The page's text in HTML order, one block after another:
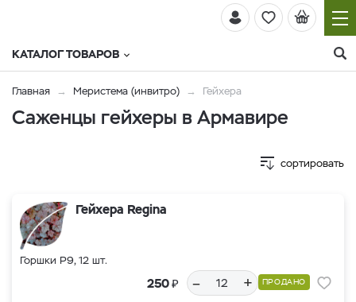
КАТАЛОГ ТОВАРОВ
Главная Меристема (инвитро) Гейхера
Саженцы гейхеры в Армавире
сортировать
Гейхера Regina
Горшки Р9, 12 шт.
250₽ – + ПРОДАНО